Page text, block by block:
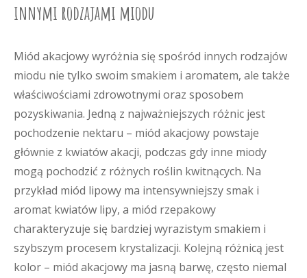
innymi rodzajami miodu
Miód akacjowy wyróżnia się spośród innych rodzajów
miodu nie tylko swoim smakiem i aromatem, ale także
właściwościami zdrowotnymi oraz sposobem
pozyskiwania. Jedną z najważniejszych różnic jest
pochodzenie nektaru – miód akacjowy powstaje
głównie z kwiatów akacji, podczas gdy inne miody
mogą pochodzić z różnych roślin kwitnących. Na
przykład miód lipowy ma intensywniejszy smak i
aromat kwiatów lipy, a miód rzepakowy
charakteryzuje się bardziej wyrazistym smakiem i
szybszym procesem krystalizacji. Kolejną różnicą jest
kolor – miód akacjowy ma jasną barwę, często niemal